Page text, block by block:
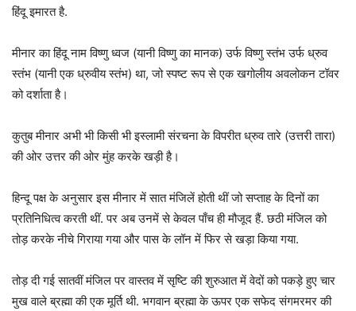
हिंदू इमारत है.
मीनार का हिंदू नाम विष्णु ध्वज (यानी विष्णु का मानक) उर्फ ​​विष्णु स्तंभ उर्फ ​​ध्रुव
स्तंभ (यानी एक ध्रुवीय स्तंभ) था, जो स्पष्ट रूप से एक खगोलीय अवलोकन टॉवर
को दर्शाता है।
कुतुब मीनार अभी भी किसी भी इस्लामी संरचना के विपरीत ध्रुव तारे (उत्तरी तारा)
की ओर उत्तर की ओर मुंह करके खड़ी है।
हिन्दू पक्ष के अनुसार इस मीनार में सात मंजिलें होती थीं जो सप्ताह के दिनों का
प्रतिनिधित्व करती थीं. पर अब उनमें से केवल पाँच ही मौजूद हैं. छठी मंजिल को
तोड़ करके नीचे गिराया गया और पास के लॉन में फिर से खड़ा किया गया.
तोड़ दी गई सातवीं मंजिल पर वास्तव में सृष्टि की शुरुआत में वेदों को पकड़े हुए चार
मुख वाले ब्रह्मा की एक मूर्ति थी. भगवान ब्रह्मा के ऊपर एक सफेद संगमरमर की